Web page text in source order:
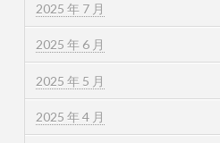
2025 年 7 月
2025 年 6 月
2025 年 5 月
2025 年 4 月